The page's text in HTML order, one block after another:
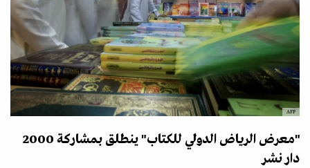
AFP
"معرض الرياض الدولي للكتاب" ينطلق بمشاركة 2000
دار نشر